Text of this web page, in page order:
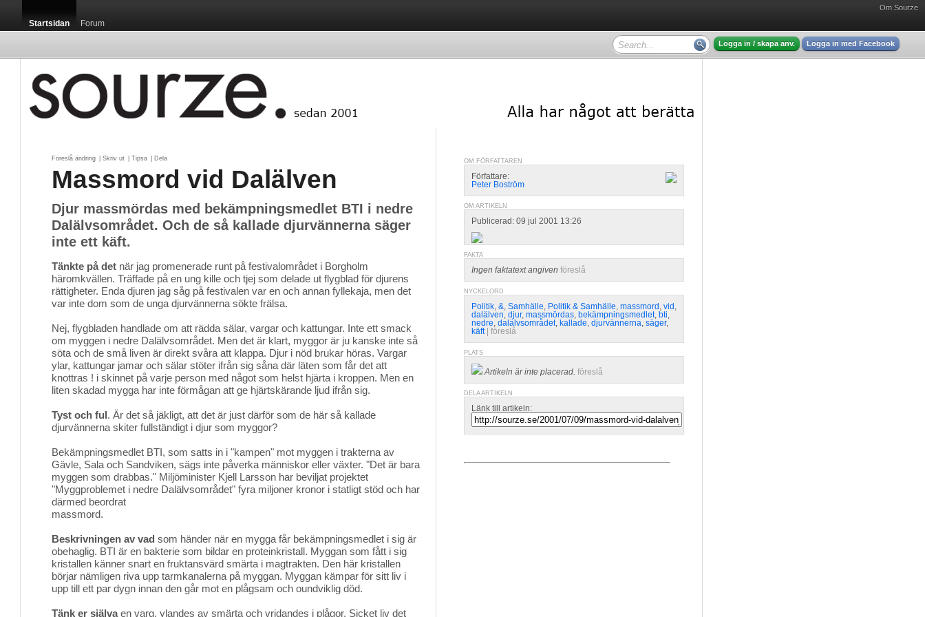
Om Sourze
Startsidan Forum
Logga in / skapa anv. Logga in med Facebook
Föreslå ändring Skriv ut Tipsa Dela
Massmord vid Dalälven
Djur massmördas med bekämpningsmedlet BTI i nedre
Dalälvsområdet. Och de så kallade djurvännerna säger
inte ett käft.
Tänkte på det när jag promenerade runt på festivalområdet i Borgholm
häromkvällen. Träffade på en ung kille och tjej som delade ut flygblad för djurens
rättigheter. Enda djuren jag såg på festivalen var en och annan fyllekaja, men det
var inte dom som de unga djurvännerna sökte frälsa.
Nej, flygbladen handlade om att rädda sälar, vargar och kattungar. Inte ett smack
om myggen i nedre Dalälvsområdet. Men det är klart, myggor är ju kanske inte så
söta och de små liven är direkt svåra att klappa. Djur i nöd brukar höras. Vargar
ylar, kattungar jamar och sälar stöter ifrån sig såna där läten som får det att
knottras ! i skinnet på varje person med något som helst hjärta i kroppen. Men en
liten skadad mygga har inte förmågan att ge hjärtskärande ljud ifrån sig.
Tyst och ful. Är det så jäkligt, att det är just därför som de här så kallade
djurvännerna skiter fullständigt i djur som myggor?
Bekämpningsmedlet BTI, som satts in i "kampen" mot myggen i trakterna av
Gävle, Sala och Sandviken, sägs inte påverka människor eller växter. "Det är bara
myggen som drabbas." Miljöminister Kjell Larsson har beviljat projektet
"Myggproblemet i nedre Dalälvsområdet" fyra miljoner kronor i statligt stöd och har
därmed beordrat
massmord.
Beskrivningen av vad som händer när en mygga får bekämpningsmedlet i sig är
obehaglig. BTI är en bakterie som bildar en proteinkristall. Myggan som fått i sig
kristallen känner snart en fruktansvärd smärta i magtrakten. Den här kristallen
börjar nämligen riva upp tarmkanalerna på myggan. Myggan kämpar för sitt liv i
upp till ett par dygn innan den går mot en plågsam och oundviklig död.
Tänk er självaen varg, ylandes av smärta och vridandes i plågor. Sicket liv det
OM FÖRFATTAREN
Författare:
Peter Boström
OM ARTIKELN
Publicerad: 09 jul 2001 13:26
FAKTA
Ingen faktatext angiven föreslå
NYCKELORD
Politik, &, Samhälle, Politik & Samhälle, massmord , vid ,
dalälven, djur, massmördas, bekämpningsmedlet, bti,
nedre, dalälvsområdet, kallade, djurvännerna, säger,
käft
föreslå
PLATS
Artikeln är inte placerad. föreslå
DELA ARTIKELN
Länk till artikeln: